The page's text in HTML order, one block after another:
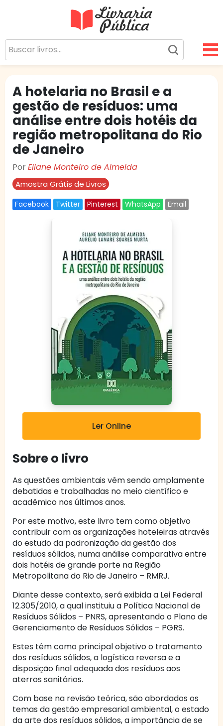
Sua Biblioteca Virtual Gratuita
A hotelaria no Brasil e a
gestão de resíduos: uma
análise entre dois hotéis da
região metropolitana do Rio
de Janeiro
PorEliane Monteiro de Almeida
Amostra Grátis de Livros
Facebook Twitter Pinterest WhatsApp Email
Ler Online
Sobre o livro
As questões ambientais vêm sendo amplamente
debatidas e trabalhadas no meio científico e
acadêmico nos últimos anos.
Por este motivo, este livro tem como objetivo
contribuir com as organizações hoteleiras através
do estudo da padronização da gestão dos
resíduos sólidos, numa análise comparativa entre
dois hotéis de grande porte na Região
Metropolitana do Rio de Janeiro – RMRJ.
Diante desse contexto, será exibida a Lei Federal
12.305/2010, a qual instituiu a Política Nacional de
Resíduos Sólidos – PNRS, apresentando o Plano de
Gerenciamento de Resíduos Sólidos – PGRS.
Estes têm como principal objetivo o tratamento
dos resíduos sólidos, a logística reversa e a
disposição final adequada dos resíduos aos
aterros sanitários.
Com base na revisão teórica, são abordados os
temas da gestão empresarial ambiental, o estado
da arte dos resíduos sólidos, a importância de se